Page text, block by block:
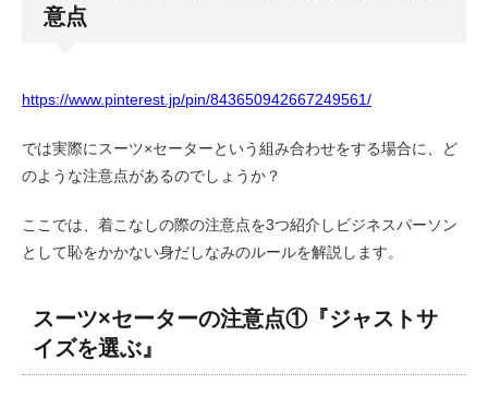
意点
https://www.pinterest.jp/pin/843650942667249561/
では実際にスーツ×セーターという組み合わせをする場合に、ど
のような注意点があるのでしょうか？
ここでは、着こなしの際の注意点を3つ紹介しビジネスパーソン
として恥をかかない身だしなみのルールを解説します。
スーツ×セーターの注意点①『ジャストサ
イズを選ぶ』